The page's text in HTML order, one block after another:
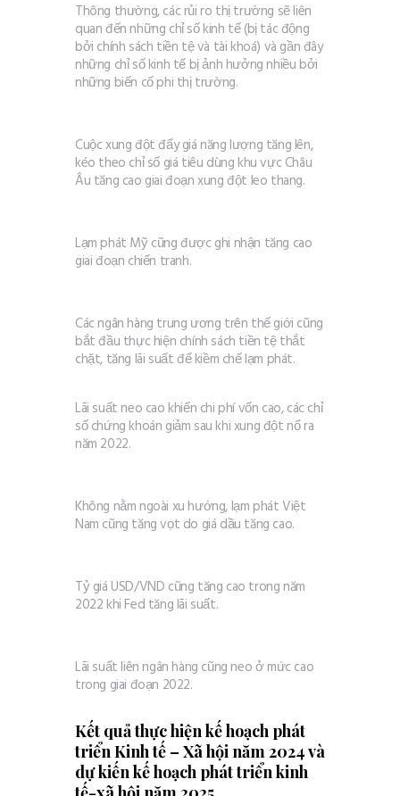
Thông thường, các rủi ro thị trường sẽ liên
quan đến những chỉ số kinh tế (bị tác động
bởi chính sách tiền tệ và tài khoá) và gần đây
những chỉ số kinh tế bị ảnh hưởng nhiều bởi
những biến cố phi thị trường.
Cuộc xung đột đẩy giá năng lượng tăng lên,
kéo theo chỉ số giá tiêu dùng khu vực Châu
Âu tăng cao giai đoạn xung đột leo thang.
Lạm phát Mỹ cũng được ghi nhận tăng cao
giai đoạn chiến tranh.
Các ngân hàng trung ương trên thế giới cũng
bắt đầu thực hiện chính sách tiền tệ thắt
chặt, tăng lãi suất để kiềm chế lạm phát.
Lãi suất neo cao khiến chi phí vốn cao, các chỉ
số chứng khoán giảm sau khi xung đột nổ ra
năm 2022.
Không nằm ngoài xu hướng, lạm phát Việt
Nam cũng tăng vọt do giá dầu tăng cao.
Tỷ giá USD/VND cũng tăng cao trong năm
2022 khi Fed tăng lãi suất.
Lãi suất liên ngân hàng cũng neo ở mức cao
trong giai đoạn 2022.
Kết quả thực hiện kế hoạch phát
triển Kinh tế – Xã hội năm 2024 và
dự kiến kế hoạch phát triển kinh